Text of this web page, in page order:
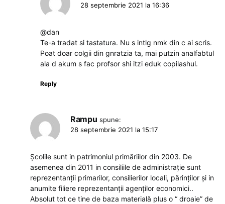
28 septembrie 2021 la 16:36
@dan
Te-a tradat si tastatura. Nu s intlg nmk din c ai scris.
Poat doar colgii din gnratzia ta, mai putzin analfabtul
ala d akum s fac profsor shi itzi eduk copilashul.
Reply
Rampu spune:
28 septembrie 2021 la 15:17
Școlile sunt in patrimoniul primăriilor din 2003. De
asemenea din 2011 in consiliile de administrație sunt
reprezentanții primarilor, consilierilor locali, părinților și in
anumite filiere reprezentanții agenților economici..
Absolut tot ce tine de baza materială plus o “ droaie” de